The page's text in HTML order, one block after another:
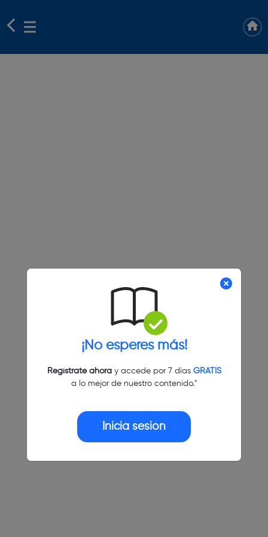
¡No esperes más!
Regístrate ahoray accede por 7 días GRATIS
a lo mejor de nuestro contenido."
Inicia sesión